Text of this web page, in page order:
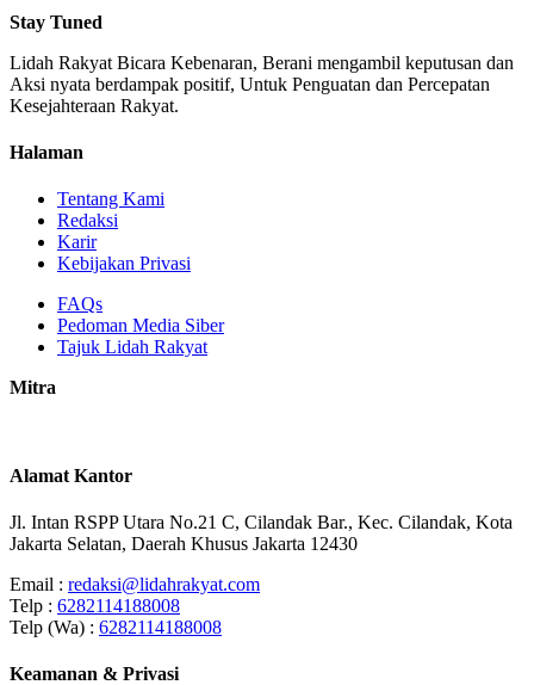
Stay Tuned
Lidah Rakyat Bicara Kebenaran, Berani mengambil keputusan dan
Aksi nyata berdampak positif, Untuk Penguatan dan Percepatan
Kesejahteraan Rakyat.
Halaman
Tentang Kami
Redaksi
Karir
Kebijakan Privasi
FAQs
Pedoman Media Siber
Tajuk Lidah Rakyat
Mitra
Alamat Kantor
Jl. Intan RSPP Utara No.21 C, Cilandak Bar., Kec. Cilandak, Kota
Jakarta Selatan, Daerah Khusus Jakarta 12430
Email : redaksi@lidahrakyat.com
Telp : 6282114188008
Telp (Wa) : 6282114188008
Keamanan & Privasi